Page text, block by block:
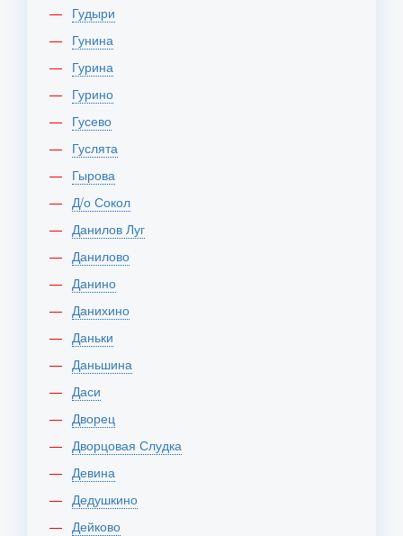
Гудыри
Гунина
Гурина
Гурино
Гусево
Гуслята
Гырова
Д/о Сокол
Данилов Луг
Данилово
Данино
Данихино
Даньки
Даньшина
Даси
Дворец
Дворцовая Слудка
Девина
Дедушкино
Дейково